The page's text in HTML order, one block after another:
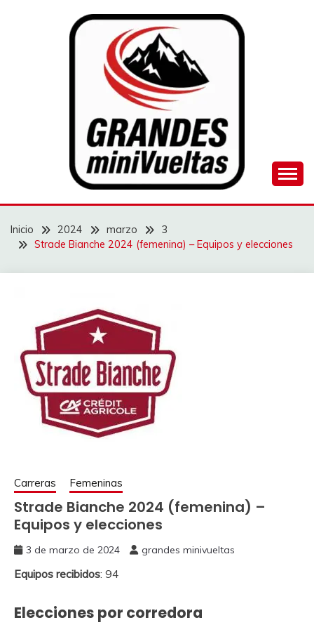
GRANDES
MINIVUELTAS
Inicio 2024 marzo
3
Strade Bianche 2024 (femenina) – Equipos y elecciones
Carreras Femeninas
Strade Bianche 2024 (femenina) –
Equipos y elecciones
3 de marzo de 2024 grandes minivueltas
Equipos recibidos: 94
Elecciones por corredora